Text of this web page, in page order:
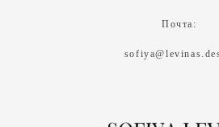
Почта: